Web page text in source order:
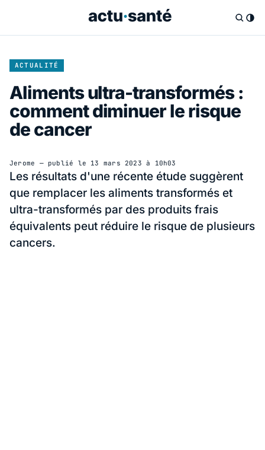
ACTUALITÉ
Aliments ultra-transformés :
comment diminuer le risque
de cancer
Jerome — publié le 13 mars 2023 à 10h03
Les résultats d'une récente étude suggèrent
que remplacer les aliments transformés et
ultra-transformés par des produits frais
équivalents peut réduire le risque de plusieurs
cancers.